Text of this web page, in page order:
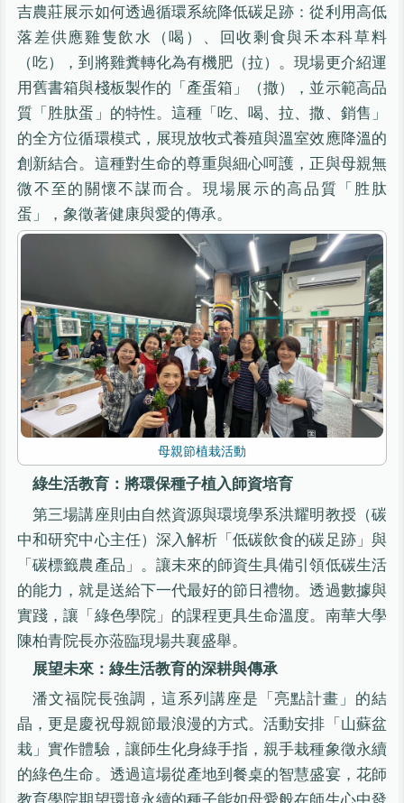
吉農莊展示如何透過循環系統降低碳足跡：從利用高低
落差供應雞隻飲水（喝）、回收剩食與禾本科草料
（吃），到將雞糞轉化為有機肥（拉）。現場更介紹運
用舊書箱與棧板製作的「產蛋箱」（撒），並示範高品
質「胜肽蛋」的特性。這種「吃、喝、拉、撒、銷售」
的全方位循環模式，展現放牧式養殖與溫室效應降溫的
創新結合。這種對生命的尊重與細心呵護，正與母親無
微不至的關懷不謀而合。現場展示的高品質「胜肽
蛋」，象徵著健康與愛的傳承。
母親節植栽活動
綠生活教育：將環保種子植入師資培育
第三場講座則由自然資源與環境學系洪耀明教授（碳
中和研究中心主任）深入解析「低碳飲食的碳足跡」與
「碳標籤農產品」。讓未來的師資生具備引領低碳生活
的能力，就是送給下一代最好的節日禮物。透過數據與
實踐，讓「綠色學院」的課程更具生命溫度。南華大學
陳柏青院長亦蒞臨現場共襄盛舉。
展望未來：綠生活教育的深耕與傳承
潘文福院長強調，這系列講座是「亮點計畫」的結
晶，更是慶祝母親節最浪漫的方式。活動安排「山蘇盆
栽」實作體驗，讓師生化身綠手指，親手栽種象徵永續
的綠色生命。透過這場從產地到餐桌的智慧盛宴，花師